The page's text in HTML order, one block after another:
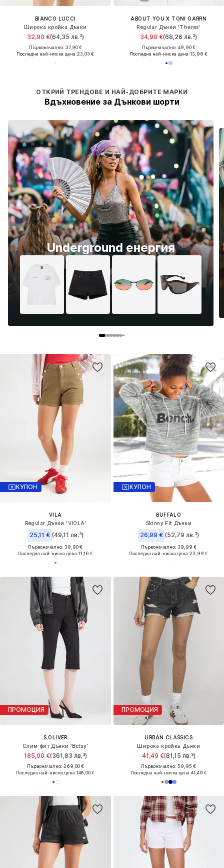
BIANCO LUCCI
Широка кройка Дънки
32,90 €(64,35 лв.³)
Първоначално: 37,90 €
Последна най-ниска цена:23,03 €
ABOUT YOU X TONI GARRN
Regular Дънки 'Theres'
34,90 €(68,26 лв.³)
Първоначално: 49,90 €
Последна най-ниска цена:13,96 €
КУПОН
VILA
Regular Дънки 'VIOLA'
25,11 € (49,11 лв.³)
Първоначално: 39,90 €
Последна най-ниска цена:11,16 €
КУПОН
BUFFALO
Skinny Fit Дънки
26,99 € (52,79 лв.³)
Първоначално: 39,99 €
Последна най-ниска цена:23,99 €
ОТКРИЙ ТРЕНДОВЕ И НАЙ-ДОБРИТЕ МАРКИ
Вдъхновение за Дънкови шорти
Underground енергия
ПРОМОЦИЯ
S.OLIVER
Слим фит Дънки 'Betsy'
185,00 €(361,83 лв.³)
Първоначално: 269,00 €
Последна най-ниска цена:148,00 €
ПРОМОЦИЯ
URBAN CLASSICS
Широка кройка Дънки
41,49 €(81,15 лв.³)
Първоначално: 59,95 €
Последна най-ниска цена:41,49 €